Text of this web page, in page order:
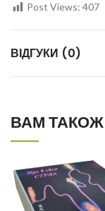
Post Views: 407
ВІДГУКИ (0)
ВАМ